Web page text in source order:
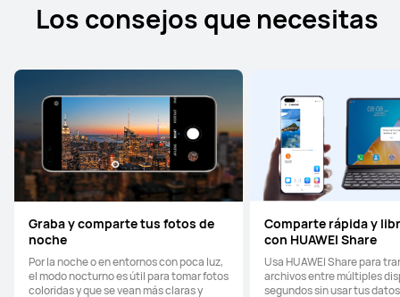
Los consejos que necesitas
Graba y comparte tus fotos de
noche
Por la noche o en entornos con poca luz,
el modo nocturno es útil para tomar fotos
coloridas y que se vean más claras y
Comparte rápida y
con HUAWEI Share
Usa HUAWEI Share para
archivos entre múltiples
segundos sin usar tus